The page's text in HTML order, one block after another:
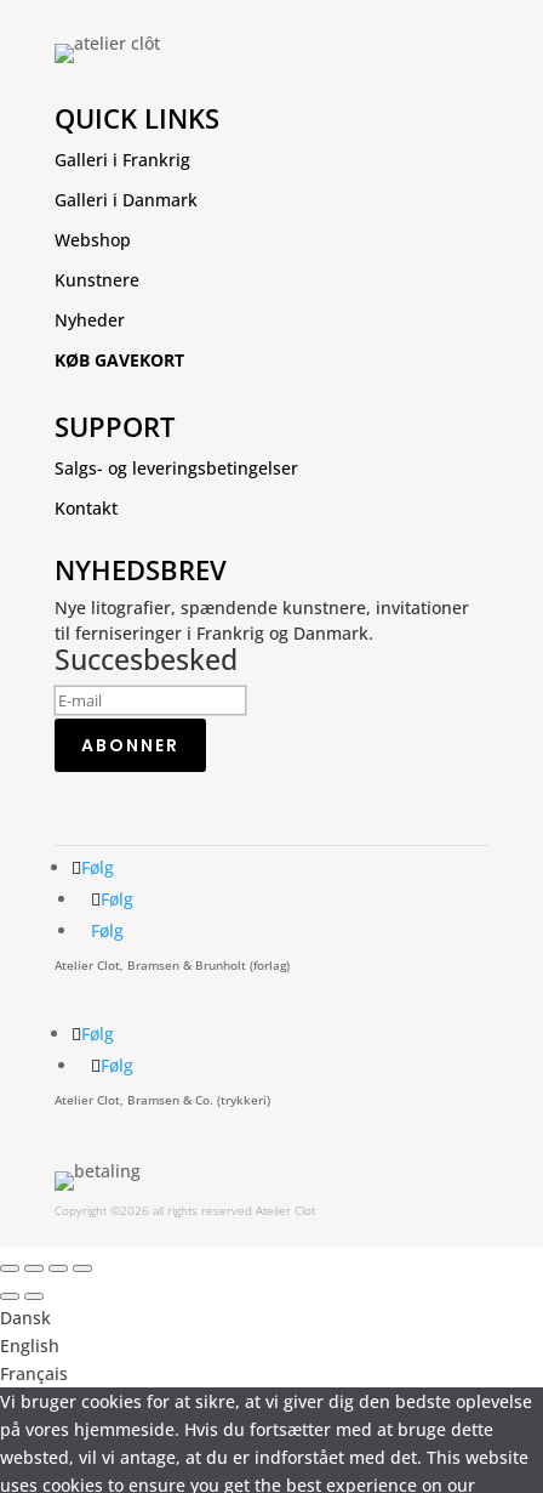
QUICK LINKS
Galleri i Frankrig
Galleri i Danmark
Webshop
Kunstnere
Nyheder
KØB GAVEKORT
SUPPORT
Salgs- og leveringsbetingelser
Kontakt
NYHEDSBREV
Nye litografier, spændende kunstnere, invitationer
til ferniseringer i Frankrig og Danmark.
Succesbesked
ABONNER
Følg
Følg
Følg
Atelier Clot, Bramsen & Brunholt (forlag)
Følg
Følg
Atelier Clot, Bramsen & Co. (trykkeri)
Copyright ©2026 all rights reserved Atelier Clot
Dansk
English
Français
Vi bruger cookies for at sikre, at vi giver dig den bedste oplevelse
på vores hjemmeside. Hvis du fortsætter med at bruge dette
websted, vil vi antage, at du er indforstået med det. This website
uses cookies to ensure you get the best experience on our